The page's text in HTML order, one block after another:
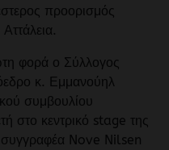
προορισμός
φορά ο Σύλλογος
κ. Εμμανούηλ
συμβουλίου
στο κεντρικό stage της
Nove Nilsen